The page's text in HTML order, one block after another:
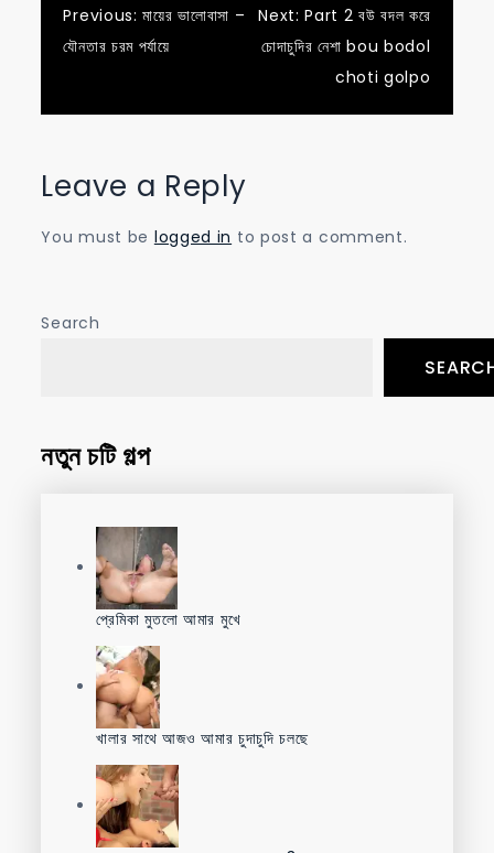
Post
Previous: মায়ের ভালোবাসা –
যৌনতার চরম পর্যায়ে
Next: Part 2 বউ বদল করে
চোদাচুদির নেশা bou bodol
choti golpo
Leave a Reply
You must be logged in to post a comment.
Search
নতুন চটি গল্প
প্রেমিকা মুতলো আমার মুখে
খালার সাথে আজও আমার চুদাচুদি চলছে